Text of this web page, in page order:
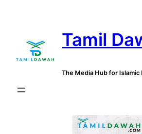
Tamil
The Media Hub for Islamic